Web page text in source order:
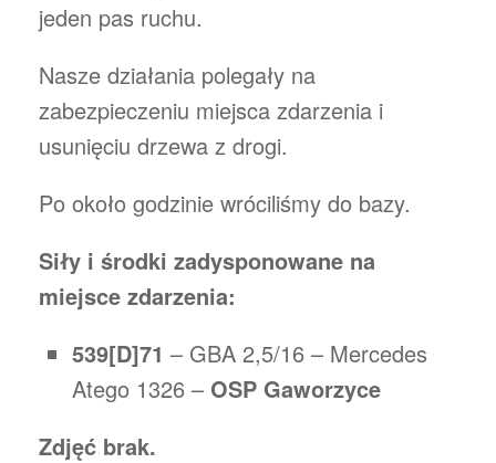
jeden pas ruchu.
Nasze działania polegały na
zabezpieczeniu miejsca zdarzenia i
usunięciu drzewa z drogi.
Po około godzinie wróciliśmy do bazy.
Siły i środki zadysponowane na
miejsce zdarzenia:
539[D]71 – GBA 2,5/16 – Mercedes
Atego 1326 – OSP Gaworzyce
Zdjęć brak.